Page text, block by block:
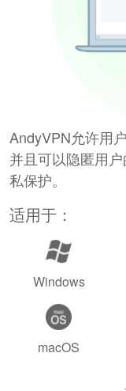
AndyVPN允许用
并且可以隐匿用
私保护。
适用于：
Windows
macOS